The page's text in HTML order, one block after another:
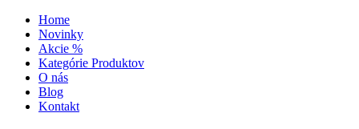
Home
Novinky
Akcie %
Kategórie Produktov
O nás
Blog
Kontakt